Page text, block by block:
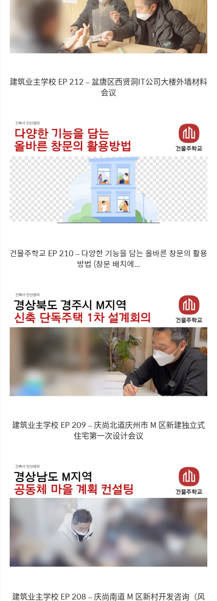
建筑业主学校 EP 212 – 盆唐区西贤洞IT公司大楼外墙材料
会议
건물주학교 EP 210 – 다양한 기능을 담는 올바른 창문의 활용
방법 (창문 배치에...
建筑业主学校 EP 209 – 庆尚北道庆州市 M 区新建独立式
住宅第一次设计会议
建筑业主学校 EP 208 – 庆尚南道 M 区新村开发咨询（风